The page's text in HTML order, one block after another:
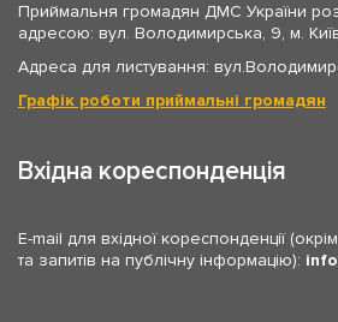
Приймальня громадян ДМС України
адресою: вул. Володимирська, 9, м.
Адреса для листування:
Графік роботи приймальні громадян
Вхідна кореспонденція
E-mail для вхідної кореспонденції
та запитів на публічну інформацію): info